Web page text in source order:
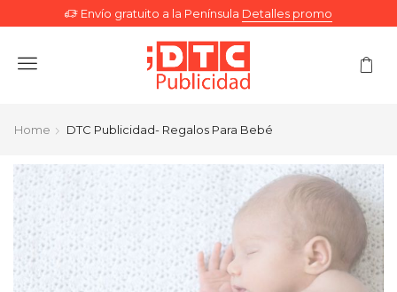
Envío gratuito a la Península Detalles promo
Menu
Home DTC Publicidad- Regalos Para Bebé